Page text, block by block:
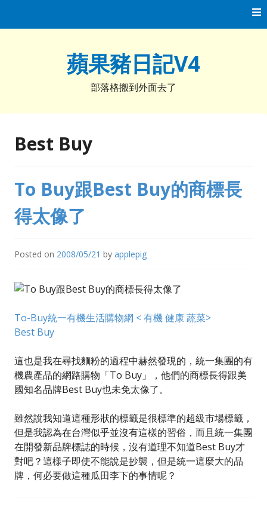
蘋果豬日記V4
部落格搬到外面去了
Best Buy
To Buy跟Best Buy的商標長
得太像了
Posted on 2008/05/21 by applepig
To-Buy統一有機生活購物網 < 有機 健康 蔬菜>
Best Buy
這也是我在尋找麵粉的過程中赫然發現的，統一集團的有
機農產品的網路購物「To Buy」，他們的商標長得跟美
國知名品牌Best Buy也未免太像了。
雖然說我知道這種形狀的標籤是很標準的超級市場標籤，
但是我認為在台灣似乎並沒有這樣的習俗，而且統一集團
在開發新品牌標誌的時候，沒有道理不知道Best Buy才
對吧？這樣子即使不能說是抄襲，但是統一這麼大的品
牌，何必要做這種瓜田李下的事情呢？